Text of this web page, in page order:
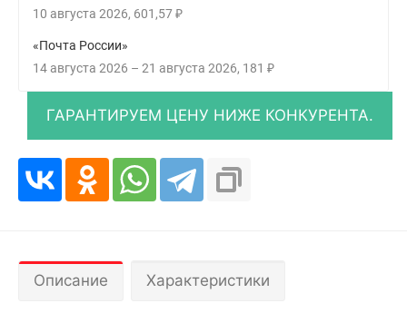
10 августа 2026 601,57₽
«Почта России»
14 августа 2026 – 21 августа 2026 181 ₽
Описание Характеристики